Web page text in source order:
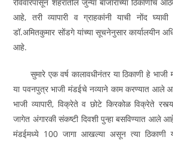
आहे, तरी व्यापारी व ग्राहकांनी याची नोंद
डॉ.अमितकुमार सोंडगे यांच्या सूचनेनुसार कार्यालयीन
आहे.
सुमारे एक वर्ष कालावधीनंतर या ठिकाणी हे भाजी
या पवनपुत्र भाजी मंडईचे नव्याने काम करण्यात आले
भाजी व्यापारी, विक्रेते व छोटे किरकोळ विक्रेते
जागेत अंगारकी संकष्टी दिवशी पुन्हा बसविण्यात आले
मंडईमध्ये 100 जागा आखल्या असून त्या ठिकाणी या